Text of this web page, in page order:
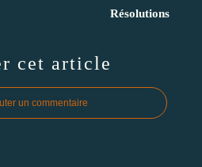
Résolutions
cet article
un commentaire